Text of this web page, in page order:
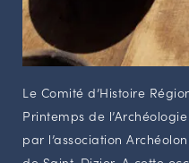
Le Comité d’Histoire
Printemps de
par l’association